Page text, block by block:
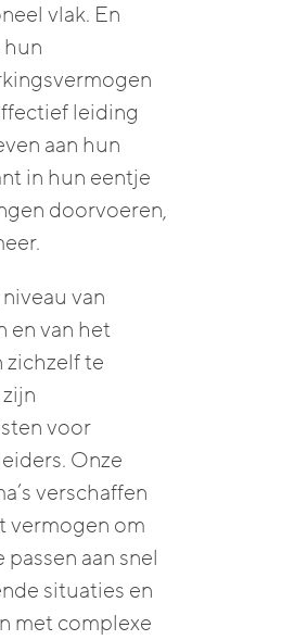
vlak. En
leiding
aan hun
in hun eentje
doorvoeren,
van
en van het
te
voor
Onze
verschaffen
vermogen om
passen aan snel
situaties en
met complexe